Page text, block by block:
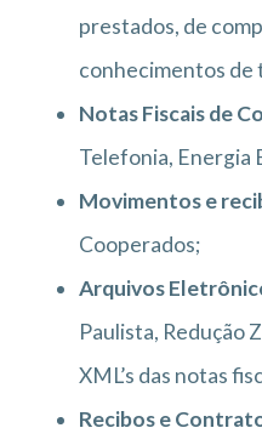
prestados, de
conhecimentos
Notas Fiscais de
Telefonia, Energia
Movimentos e
Cooperados;
Arquivos
Paulista, Redução
XML’s das notas
Recibos e